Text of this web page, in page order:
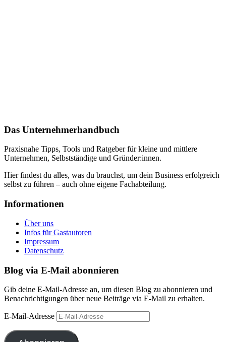
Das Unternehmerhandbuch
Praxisnahe Tipps, Tools und Ratgeber für kleine und mittlere
Unternehmen, Selbstständige und Gründer:innen.
Hier findest du alles, was du brauchst, um dein Business erfolgreich
selbst zu führen – auch ohne eigene Fachabteilung.
Informationen
Über uns
Infos für Gastautoren
Impressum
Datenschutz
Blog via E-Mail abonnieren
Gib deine E-Mail-Adresse an, um diesen Blog zu abonnieren und
Benachrichtigungen über neue Beiträge via E-Mail zu erhalten.
E-Mail-Adresse